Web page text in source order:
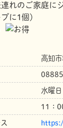
連れのご家庭に
に1個)
高知
水曜日
11：